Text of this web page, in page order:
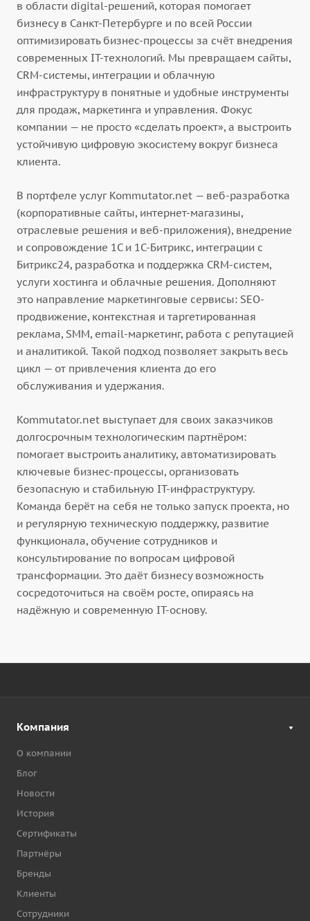
в области digital-решений, которая помогает
бизнесу в Санкт-Петербурге и по всей России
оптимизировать бизнес-процессы за счёт внедрения
современных IT-технологий. Мы превращаем сайты,
CRM-системы, интеграции и облачную
инфраструктуру в понятные и удобные инструменты
для продаж, маркетинга и управления. Фокус
компании — не просто «сделать проект», а выстроить
устойчивую цифровую экосистему вокруг бизнеса
клиента.
В портфеле услуг Kommutator.net — веб-разработка
(корпоративные сайты, интернет-магазины,
отраслевые решения и веб-приложения), внедрение
и сопровождение 1С и 1С-Битрикс, интеграции с
Битрикс24, разработка и поддержка CRM-систем,
услуги хостинга и облачные решения. Дополняют
это направление маркетинговые сервисы: SEO-
продвижение, контекстная и таргетированная
реклама, SMM, email-маркетинг, работа с репутацией
и аналитикой. Такой подход позволяет закрыть весь
цикл — от привлечения клиента до его
обслуживания и удержания.
Kommutator.net выступает для своих заказчиков
долгосрочным технологическим партнёром:
помогает выстроить аналитику, автоматизировать
ключевые бизнес-процессы, организовать
безопасную и стабильную IT-инфраструктуру.
Команда берёт на себя не только запуск проекта, но
и регулярную техническую поддержку, развитие
функционала, обучение сотрудников и
консультирование по вопросам цифровой
трансформации. Это даёт бизнесу возможность
сосредоточиться на своём росте, опираясь на
надёжную и современную IT-основу.
Компания
О компании
Блог
Новости
История
Сертификаты
Партнёры
Бренды
Клиенты
Сотрудники